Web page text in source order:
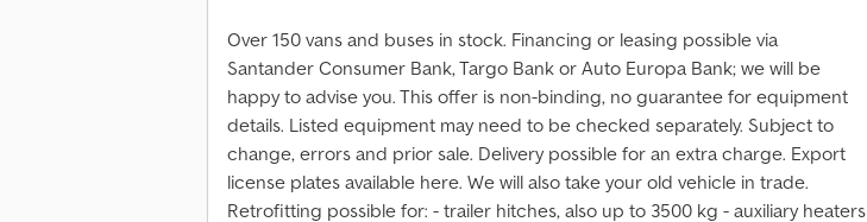
Over 150 vans and buses in stock. Financing or leasing possible via
Santander Consumer Bank, Targo Bank or Auto Europa Bank; we will be
happy to advise you. This offer is non-binding, no guarantee for equipment
details. Listed equipment may need to be checked separately. Subject to
change, errors and prior sale. Delivery possible for an extra charge. Export
license plates available here. We will also take your old vehicle in trade.
Retrofitting possible for: - trailer hitches, also up to 3500 kg - auxiliary heaters